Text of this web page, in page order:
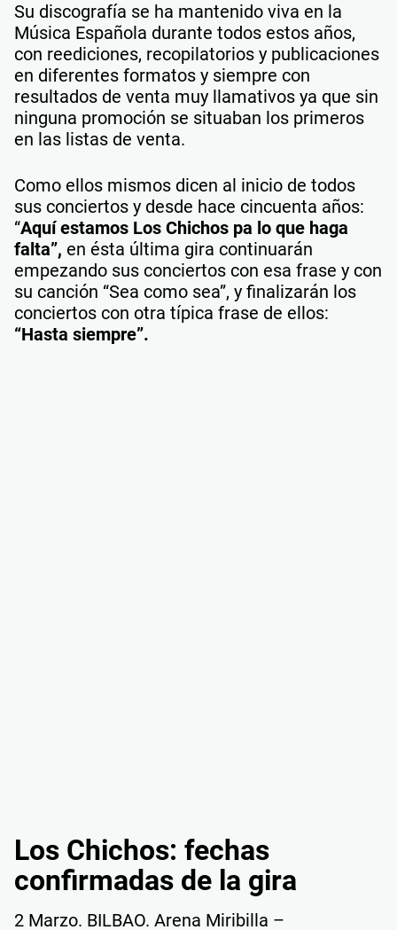
Su discografía se ha mantenido viva en la
Música Española durante todos estos años,
con reediciones, recopilatorios y publicaciones
en diferentes formatos y siempre con
resultados de venta muy llamativos ya que sin
ninguna promoción se situaban los primeros
en las listas de venta.
Como ellos mismos dicen al inicio de todos
sus conciertos y desde hace cincuenta años:
“Aquí estamos Los Chichos pa lo que haga
falta”, en ésta última gira continuarán
empezando sus conciertos con esa frase y con
su canción “Sea como sea”, y finalizarán los
conciertos con otra típica frase de ellos:
“Hasta siempre”.
Los Chichos: fechas
confirmadas de la gira
2 Marzo. BILBAO. Arena Miribilla –